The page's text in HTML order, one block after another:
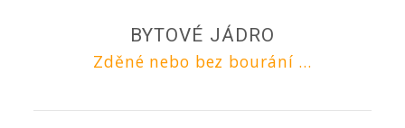
BYTOVÉ JÁDRO
Zděné nebo bez bourání ...